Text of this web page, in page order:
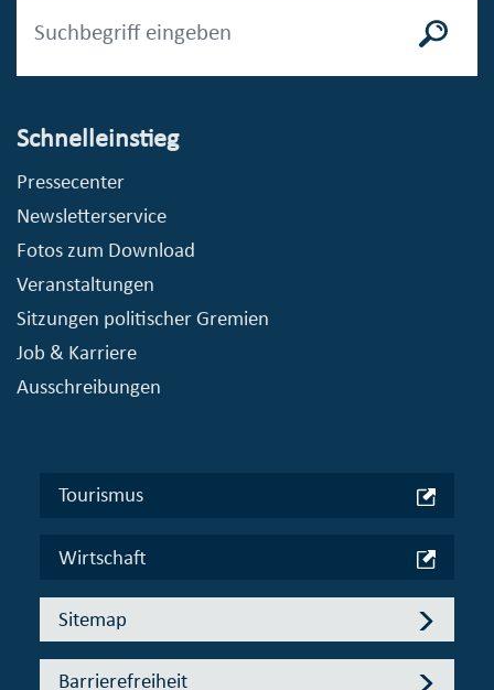
Schnelleinstieg
Pressecenter
Newsletterservice
Fotos zum Download
Veranstaltungen
Sitzungen politischer Gremien
Job & Karriere
Ausschreibungen
Tourismus
Wirtschaft
Sitemap
Barrierefreiheit